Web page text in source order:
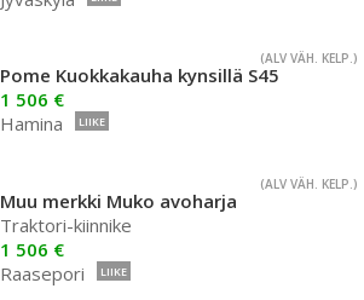
(ALV VÄH. KELP.)
Pome Kuokkakauha kynsillä S45
1 506 €
Hamina
LIIKE
(ALV VÄH. KELP.)
Muu merkki Muko avoharja
Traktori-kiinnike
1 506 €
Raasepori
LIIKE